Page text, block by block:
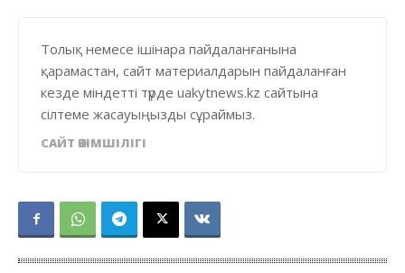
Толық немесе ішінара пайдаланғанына
қарамастан, сайт материалдарын пайдаланған
кезде міндетті түрде uakytnews.kz сайтына
сілтеме жасауыңызды сұраймыз.
САЙТ ӘКІМШІЛІГІ